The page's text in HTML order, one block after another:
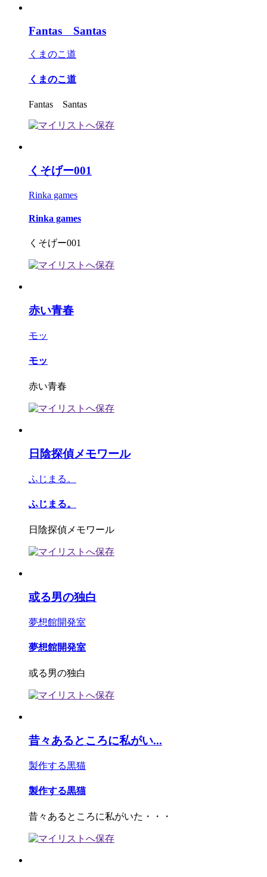
Fantas Santas
くまのこ道
くまのこ道
Fantas Santas
くそげー001
Rinka games
Rinka games
くそげー001
赤い青春
モッ
モッ
赤い青春
日陰探偵メモワール
ふじまる。
ふじまる。
日陰探偵メモワール
或る男の独白
夢想館開発室
夢想館開発室
或る男の独白
昔々あるところに私がい...
製作する黒猫
製作する黒猫
昔々あるところに私がいた・・・